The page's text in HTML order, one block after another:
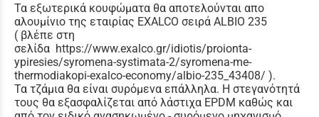
Τα εξωτερικά κουφώματα θα αποτελούνται απο
αλουμίνιο της εταιρίας EXALCO σειρά ALBIO 235
( βλέπε στη
σελίδα https://www.exalco.gr/idiotis/proionta-
ypiresies/syromena-systimata-2/syromena-me-
thermodiakopi-exalco-economy/albio-235_43408/ ).
Τα τζάμια θα είναι συρόμενα επάλληλα. Η στεγανότητά
τους θα εξασφαλίζεται από λάστιχα EPDM καθώς και